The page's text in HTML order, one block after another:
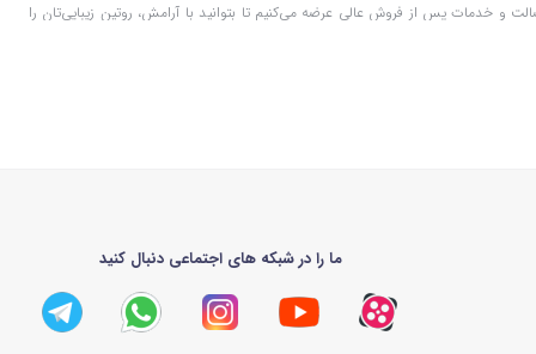
و خدمات پس از فروش عالی عرضه می‌کنیم تا بتوانید با آرامش، روتین زیبایی‌تان را
خارجی با قیمت مناسب بودند. با همکاری فروشگاه‌های آنلاین معتبر، محصولات شیگلم با استانداردهای
تأمین مداوم کالا و رقابت با برندهای لوکس، با استراتژی قیمت‌گذاری هوشمندانه
زن ایرانی است. کاربرانی که سال‌ها از محصولاتش استفاده کرده‌اند، اغلب از ماندگاری
ما را در شبکه های اجتماعی دنبال کنید